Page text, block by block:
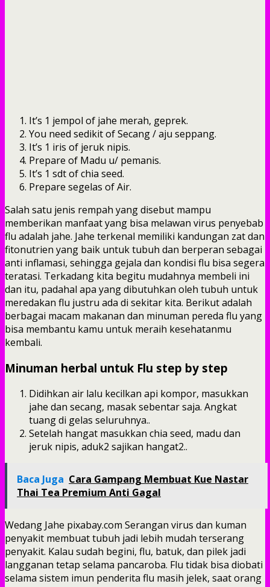
It’s 1 jempol of jahe merah, geprek.
You need sedikit of Secang / aju seppang.
It’s 1 iris of jeruk nipis.
Prepare of Madu u/ pemanis.
It’s 1 sdt of chia seed.
Prepare segelas of Air.
Salah satu jenis rempah yang disebut mampu
memberikan manfaat yang bisa melawan virus penyebab
flu adalah jahe. Jahe terkenal memiliki kandungan zat dan
fitonutrien yang baik untuk tubuh dan berperan sebagai
anti inflamasi, sehingga gejala dan kondisi flu bisa segera
teratasi. Terkadang kita begitu mudahnya membeli ini
dan itu, padahal apa yang dibutuhkan oleh tubuh untuk
meredakan flu justru ada di sekitar kita. Berikut adalah
berbagai macam makanan dan minuman pereda flu yang
bisa membantu kamu untuk meraih kesehatanmu
kembali.
Minuman herbal untuk Flu step by step
Didihkan air lalu kecilkan api kompor, masukkan
jahe dan secang, masak sebentar saja. Angkat
tuang di gelas seluruhnya..
Setelah hangat masukkan chia seed, madu dan
jeruk nipis, aduk2 sajikan hangat2..
Baca Juga Cara Gampang Membuat Kue Nastar
Thai Tea Premium Anti Gagal
Wedang Jahe pixabay.com Serangan virus dan kuman
penyakit membuat tubuh jadi lebih mudah terserang
penyakit. Kalau sudah begini, flu, batuk, dan pilek jadi
langganan tetap selama pancaroba. Flu tidak bisa diobati
selama sistem imun penderita flu masih jelek, saat orang